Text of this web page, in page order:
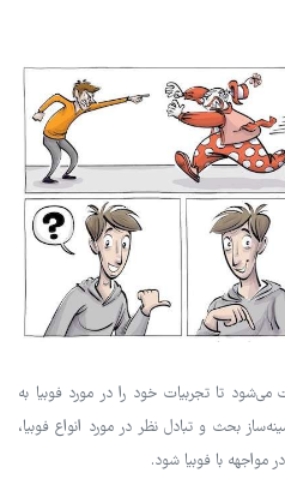
تا تجربیات خود را در مورد فوبیا به
بحث و تبادل نظر در مورد انواع فوبیا،
مواجهه با فوبیا شود.